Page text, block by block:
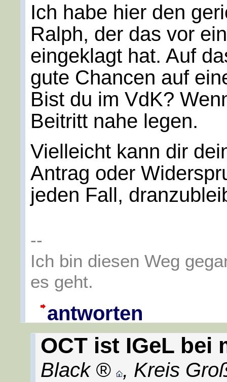
Ich habe hier den
Ralph, der das vor
eingeklagt hat. Auf
gute Chancen auf
Bist du im VdK?
Beitritt nahe legen.
Vielleicht kann dir
Antrag oder
jeden Fall,
--
Ich bin diesen Weg
es geht.
antworten
OCT ist IGeL bei
Black , Kreis